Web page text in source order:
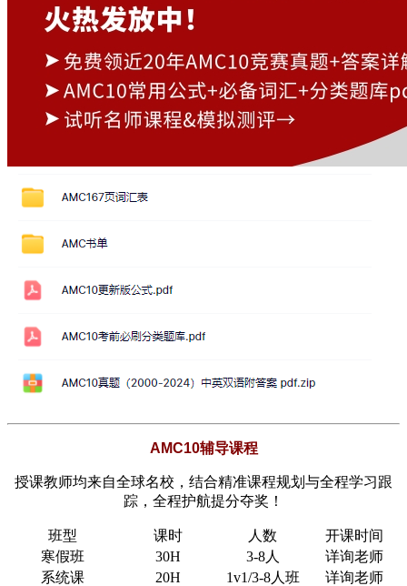
AMC10辅导课程
授课教师均来自全球名校，结合精准课程规划与全程学习跟
踪，全程护航提分夺奖！
班型 课时 人数
开课时间
寒假班
30H 3-8人
详询老师
系统课
20H 1v1/3-8人班
详询老师